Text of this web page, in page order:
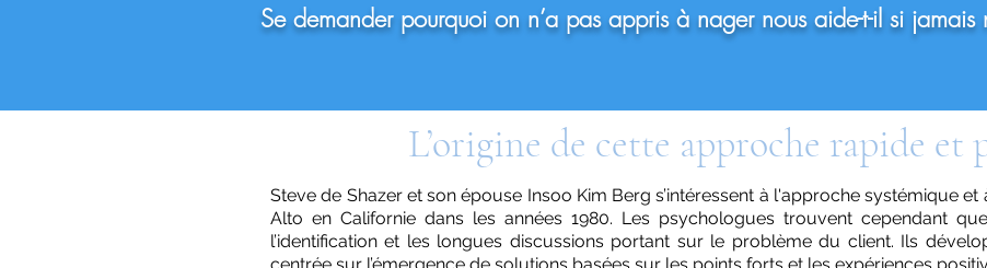
Se demander pourquoi on n’a pas appris à nager nous aide-t-il si jamais
L’origine de cette approche rapide et
Steve de Shazer et son épouse Insoo Kim Berg s’intéressent à l'approche systémique
Alto en Californie dans les années 1980. Les psychologues trouvent cependant
l’identification et les longues discussions portant sur le problème du client. Ils